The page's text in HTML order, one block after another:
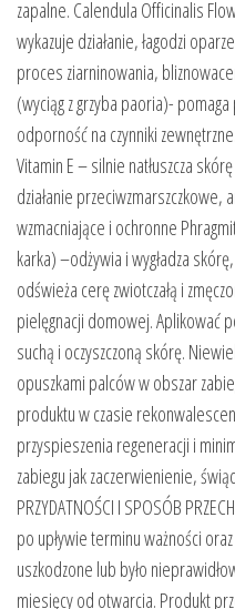
zapalne. Calendula Officinalis
wykazuje działanie, łagodzi
proces ziarninowania,
(wyciąg z grzyba paoria)-
odporność na czynniki
Vitamin E – silnie natłuszcza
działanie przeciwzmarszczkowe,
wzmacniające i ochronne
karka) –odżywia i wygładza
odświeża cerę zwiotczałą i
pielęgnacji domowej. Aplikować
suchą i oczyszczoną skórę.
opuszkami palców w obszar
produktu w czasie
przyspieszenia regeneracji i
zabiegu jak zaczerwienienie,
PRZYDATNOŚCI I SPOSÓB
po upływie terminu ważności
uszkodzone lub było
miesięcy od otwarcia. Produkt